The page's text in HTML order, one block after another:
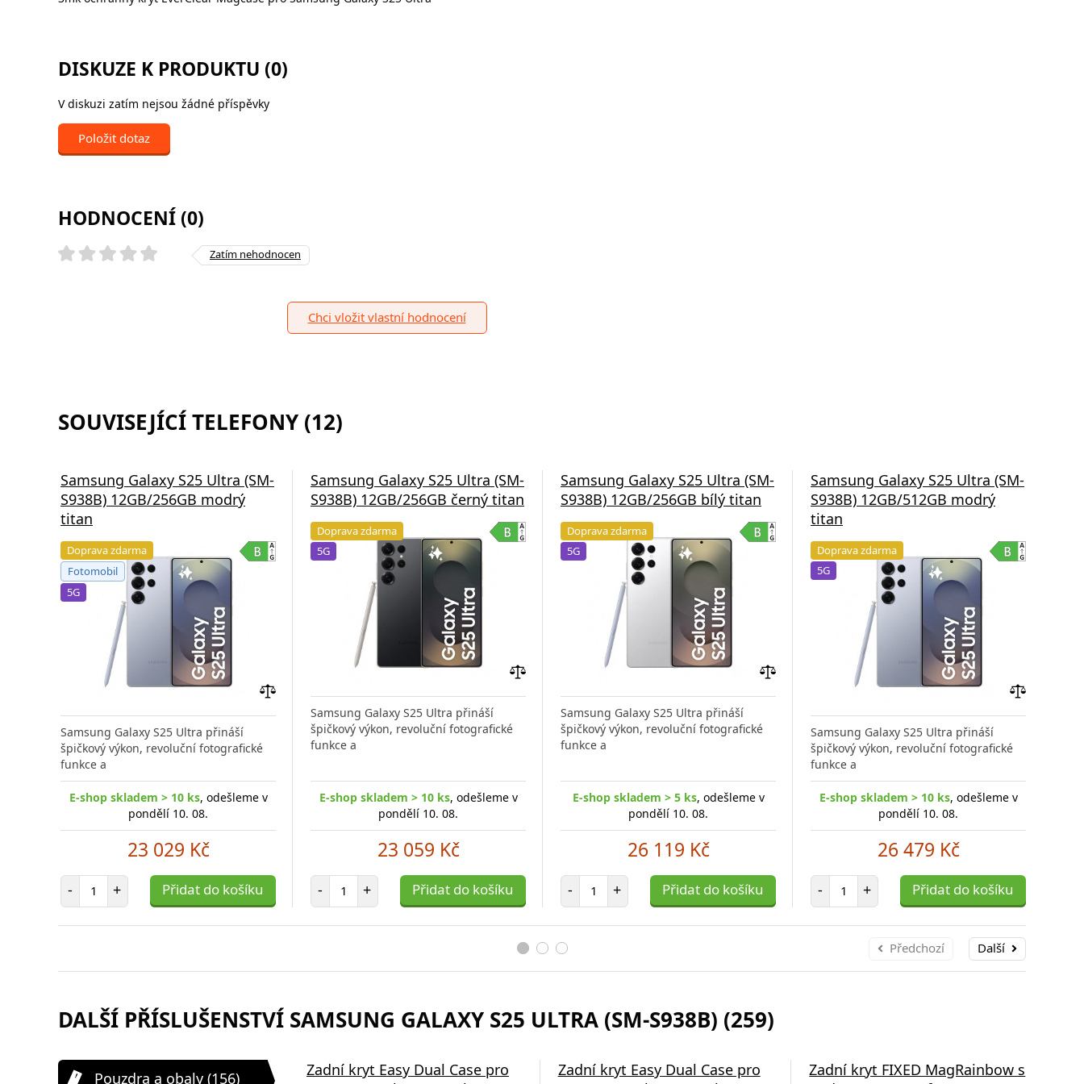
DISKUZE K PRODUKTU (0)
V diskuzi zatím nejsou žádné příspěvky
Položit dotaz
HODNOCENÍ (0)
Zatím nehodnocen
Chci vložit vlastní hodnocení
SOUVISEJÍCÍ TELEFONY (12)
Samsung Galaxy S25 Ultra (SM-
S938B) 12GB/256GB modrý
titan
Doprava zdarma
Fotomobil
5G
porovnání
Samsung Galaxy S25 Ultra přináší
špičkový výkon, revoluční fotografické
funkce a
E-shop skladem > 10 ks, odešleme v
pondělí 10. 08.
23 029 Kč
- Počet položek
+ Přidat do košíku
Samsung Galaxy S25 Ultra (SM-
S938B) 12GB/256GB černý titan
Doprava zdarma
5G
porovnání
Samsung Galaxy S25 Ultra přináší
špičkový výkon, revoluční fotografické
funkce a
E-shop skladem > 10 ks, odešleme v
pondělí 10. 08.
23 059 Kč
- Počet položek
+ Přidat do košíku
Samsung Galaxy S25 Ultra (SM-
S938B) 12GB/256GB bílý titan
Doprava zdarma
5G
porovnání
Samsung Galaxy S25 Ultra přináší
špičkový výkon, revoluční fotografické
funkce a
E-shop skladem > 5 ks, odešleme v
pondělí 10. 08.
26 119 Kč
- Počet položek
+ Přidat do košíku
Samsung Galaxy S25 Ultra (SM-
S938B) 12GB/512GB modrý
titan
Doprava zdarma
5G
Samsung Galaxy S25 Ultra přináší
špičkový výkon, revoluční fotografické
funkce a
E-shop skladem > 10 ks, odešleme v
pondělí 10. 08.
26 479 Kč
- Počet položek
+ Přidat do košíku
Předchozí Další
DALŠÍ PŘÍSLUŠENSTVÍ SAMSUNG GALAXY S25 ULTRA (SM-S938B) (259)
Pouzdra a obaly (156)
Zadní kryt Easy Dual Case pro
Zadní kryt Easy Dual Case pro
Zadní kryt FIXED MagRainbow s
Tvrzené sklo Swissten Full
Ochranné tvrzené sklo FIXED
Ochranná skla čoček
Ultra odolné tvrzené sklo FIXED